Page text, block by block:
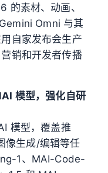
的素材、动画、
Omni 与其
自家发布会生产
销和开发者传播
模型，强化自研
模型，覆盖推
像生成/编辑等任
1、MAI-Code-